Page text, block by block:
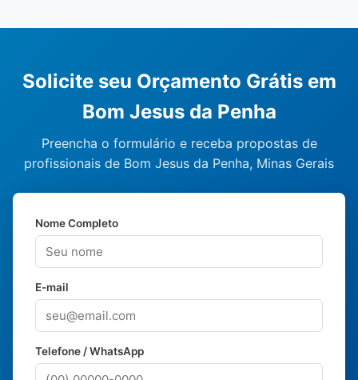
Solicite seu Orçamento Grátis em
Bom Jesus da Penha
Preencha o formulário e receba propostas de
profissionais de Bom Jesus da Penha, Minas Gerais
Nome Completo
E-mail
Telefone / WhatsApp